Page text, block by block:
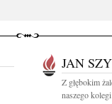
JAN
Z głębokim
naszego